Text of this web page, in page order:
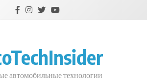
автомобильные технологии